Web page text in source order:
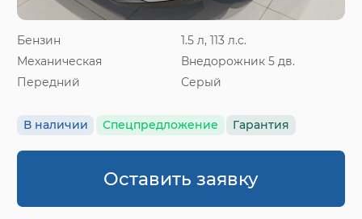
Бензин
1.5 л, 113 л.с.
Механическая
Внедорожник 5 дв.
Передний
Серый
В наличии Спецпредложение Гарантия
Оставить заявку